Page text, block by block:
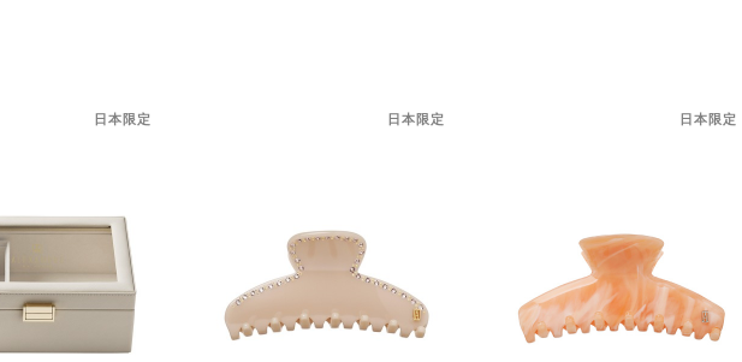
日本限定 日本限定 日本限定